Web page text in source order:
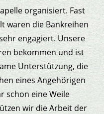
organisiert. Fast
waren die Bankreihen
engagiert. Unsere
bekommen und ist
Unterstützung, die
eines Angehörigen
schon eine Weile
wir die Arbeit der